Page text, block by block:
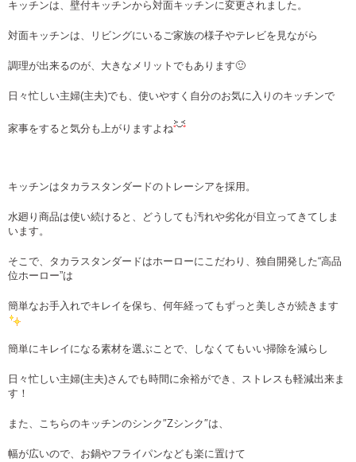
キッチンは、壁付キッチンから対面キッチンに変更されました。
対面キッチンは、リビングにいるご家族の様子やテレビを見ながら
調理が出来るのが、大きなメリットでもあります🙂
日々忙しい主婦(主夫)でも、使いやすく自分のお気に入りのキッチンで
家事をすると気分も上がりますよね
キッチンはタカラスタンダードのトレーシアを採用。
水廻り商品は使い続けると、どうしても汚れや劣化が目立ってきてしま
います。
そこで、タカラスタンダードはホーローにこだわり、独自開発した“高品
位ホーロー”は
簡単なお手入れでキレイを保ち、何年経ってもずっと美しさが続きます
簡単にキレイになる素材を選ぶことで、しなくてもいい掃除を減らし
日々忙しい主婦(主夫)さんでも時間に余裕ができ、ストレスも軽減出来ま
す！
また、こちらのキッチンのシンク″Zシンク″は、
幅が広いので、お鍋やフライパンなども楽に置けて